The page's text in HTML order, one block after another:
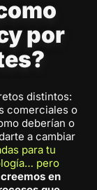
por
distintos:
comerciales o
deberían o
a cambiar
para tu
pero
en